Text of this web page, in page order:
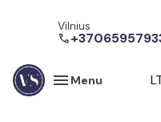
Vilnius
call
menu Menu